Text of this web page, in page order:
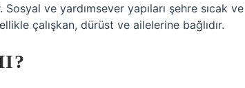
ve yardımsever yapıları şehre sıcak ve
çalışkan, dürüst ve ailelerine bağlıdır.